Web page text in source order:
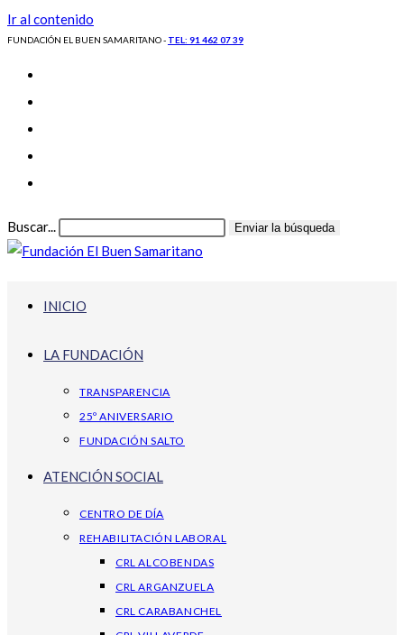
Ir al contenido
FUNDACIÓN EL BUEN SAMARITANO - TEL: 91 462 07 39
Buscar... Enviar la búsqueda
INICIO
LA FUNDACIÓN
TRANSPARENCIA
25º ANIVERSARIO
FUNDACIÓN SALTO
ATENCIÓN SOCIAL
CENTRO DE DÍA
REHABILITACIÓN LABORAL
CRL ALCOBENDAS
CRL ARGANZUELA
CRL CARABANCHEL